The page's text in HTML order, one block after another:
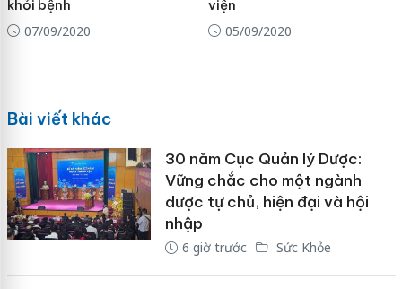
khỏi bệnh
07/09/2020
viện
05/09/2020
Bài viết khác
30 năm Cục Quản lý Dược:
Vững chắc cho một ngành
dược tự chủ, hiện đại và hội
nhập
6 giờ trước Sức Khỏe